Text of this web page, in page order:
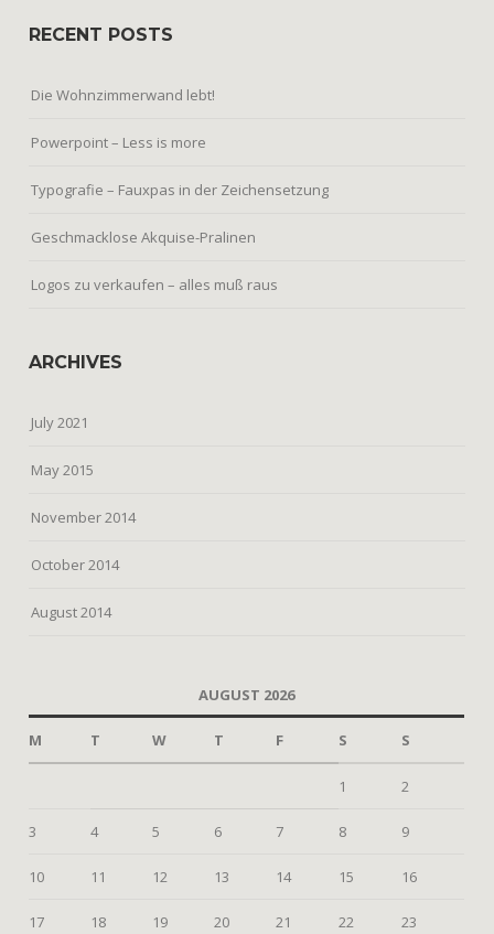
RECENT POSTS
Die Wohnzimmerwand lebt!
Powerpoint – Less is more
Typografie – Fauxpas in der Zeichensetzung
Geschmacklose Akquise-Pralinen
Logos zu verkaufen – alles muß raus
ARCHIVES
July 2021
May 2015
November 2014
October 2014
August 2014
AUGUST 2026
M T W T F S S
1 2
3 4 5 6 7 8 9
10 11 12 13 14 15 16
17 18 19 20 21 22 23